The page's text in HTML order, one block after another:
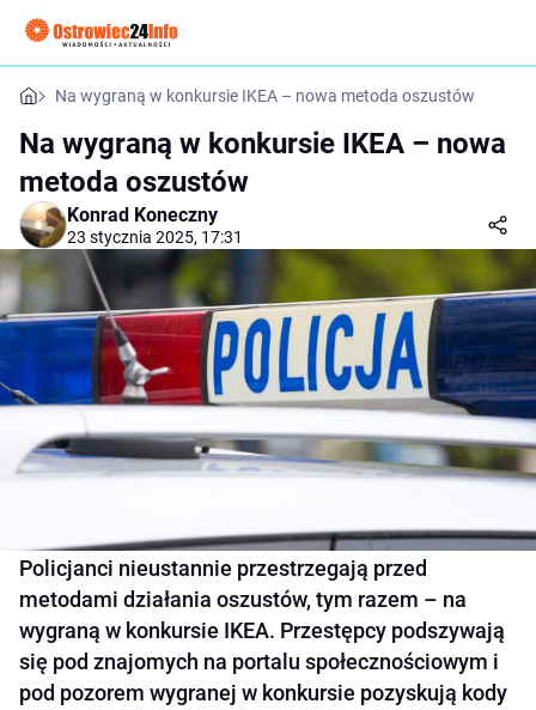
Na wygraną w konkursie IKEA – nowa metoda oszustów
Na wygraną w konkursie IKEA – nowa
metoda oszustów
Konrad Koneczny
23 stycznia 2025, 17:31
Policjanci nieustannie przestrzegają przed
metodami działania oszustów, tym razem – na
wygraną w konkursie IKEA. Przestępcy podszywają
się pod znajomych na portalu społecznościowym i
pod pozorem wygranej w konkursie pozyskują kody